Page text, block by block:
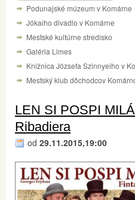
Podunajské múzeum v Komárne
Jókaiho divadlo v Komárne
Mestské kultúrne stredisko
Galéria Limes
Knižnica Józsefa Szinnyeiho v
Mestský klub dôchodcov
LEN SI POSPI
Ribadiera
od 29.11.2015,19:00